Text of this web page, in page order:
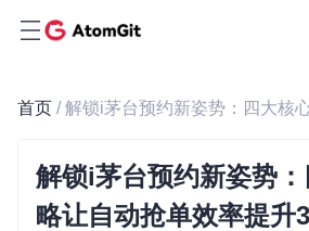
首页
解锁i茅台预约新姿势
略让自动抢单效率提升